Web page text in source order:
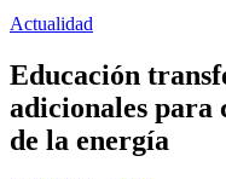
Actualidad
Educación
adicionales para
de la energía